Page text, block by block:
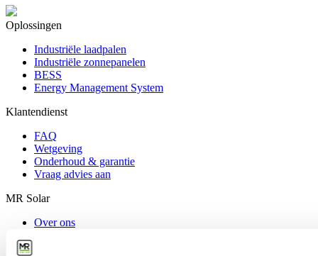
Oplossingen
Industriële laadpalen
Industriële zonnepanelen
BESS
Energy Management System
Klantendienst
FAQ
Wetgeving
Onderhoud & garantie
Vraag advies aan
MR Solar
Over ons